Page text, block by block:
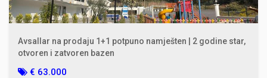
Avsallar na prodaju 1+1 potpuno namješten | 2 godine star,
otvoren i zatvoren bazen
€ 63.000